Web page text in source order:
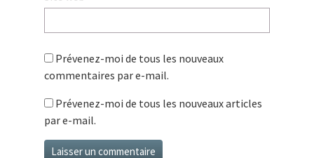
Prévenez-moi de tous les nouveaux
commentaires par e-mail.
Prévenez-moi de tous les nouveaux articles
par e-mail.